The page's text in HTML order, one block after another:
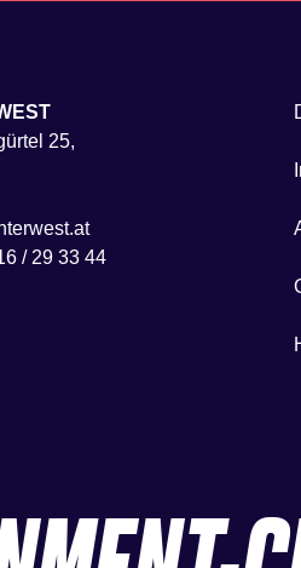
25,
/ 29 33 44